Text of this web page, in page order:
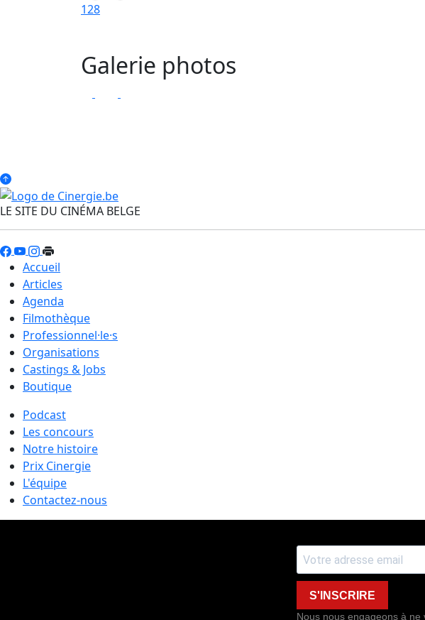
128
Galerie photos
LE SITE DU CINÉMA BELGE
Accueil
Articles
Agenda
Filmothèque
Professionnel·le·s
Organisations
Castings & Jobs
Boutique
Podcast
Les concours
Notre histoire
Prix Cinergie
L'équipe
Contactez-nous
S'INSCRIRE
Nous nous engageons à